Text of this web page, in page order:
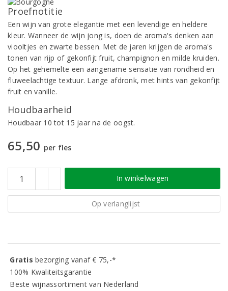
Proefnotitie
Een wijn van grote elegantie met een levendige en heldere
kleur. Wanneer de wijn jong is, doen de aroma's denken aan
viooltjes en zwarte bessen. Met de jaren krijgen de aroma's
tonen van rijp of gekonfijt fruit, champignon en milde kruiden.
Op het gehemelte een aangename sensatie van rondheid en
fluweelachtige textuur. Lange afdronk, met hints van gekonfijt
fruit en vanille.
Houdbaarheid
Houdbaar 10 tot 15 jaar na de oogst.
65,50 per fles
In winkelwagen
Op verlanglijst
Gratisbezorging vanaf € 75,-*
100% Kwaliteitsgarantie
Beste wijnassortiment van Nederland